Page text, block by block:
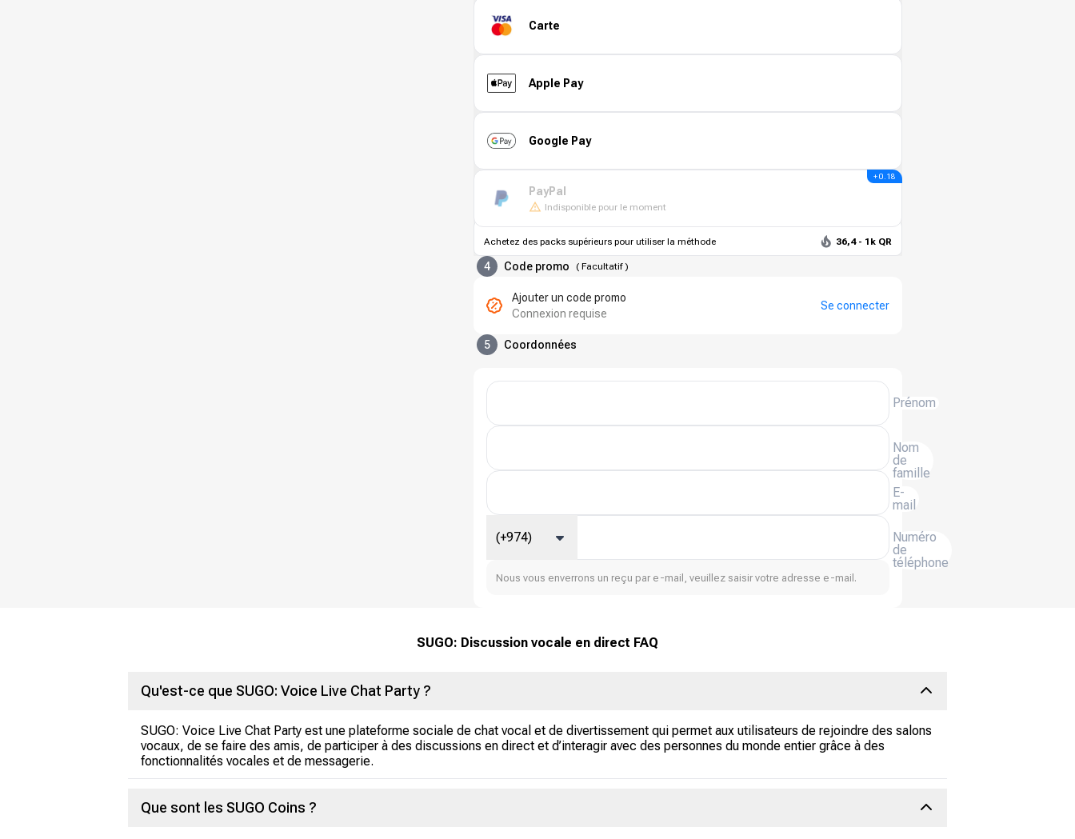
Carte
Apple Pay
Google Pay
PayPal
Indisponible pour le moment
+ 0.18
Achetez des packs supérieurs pour utiliser la méthode 36,4 - 1k QR
4 Code promo ( Facultatif)
Ajouter un code promo
Connexion requise
Se connecter
5 Coordonnées
Prénom
Nom
de
famille
E-
mail
Numéro
de
téléphone
(+974)
Nous vous enverrons un reçu par e-mail, veuillez saisir votre adresse e-mail.
SUGO: Discussion vocale en direct FAQ
Qu'est-ce que SUGO: Voice Live Chat Party ?
SUGO: Voice Live Chat Party est une plateforme sociale de chat vocal et de divertissement qui permet aux utilisateurs de rejoindre des salons
vocaux, de se faire des amis, de participer à des discussions en direct et d’interagir avec des personnes du monde entier grâce à des
fonctionnalités vocales et de messagerie.
Que sont les SUGO Coins ?